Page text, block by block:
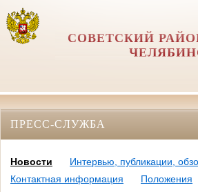
СОВЕТСКИЙ
ПРЕСС-СЛУЖБА
Новости
Интервью, публикации,
Контактная информация
Положения